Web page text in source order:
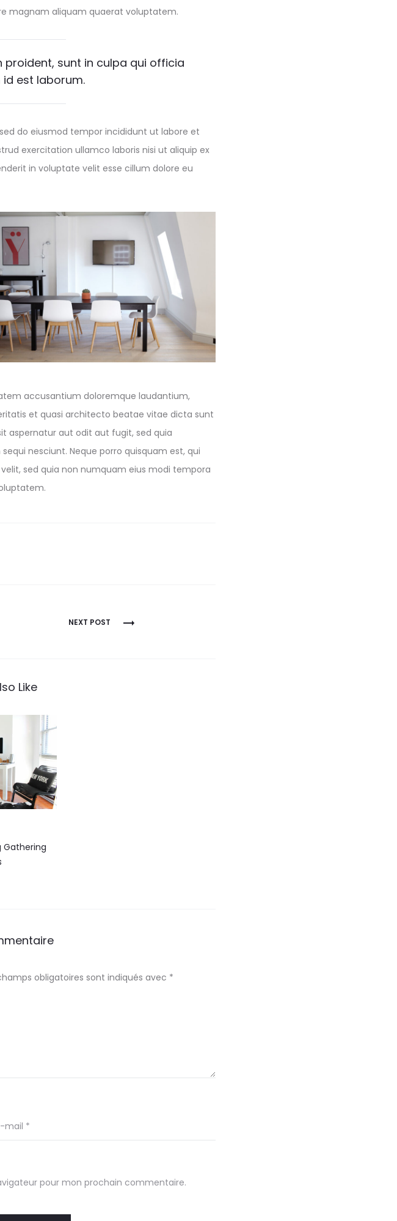
magnam aliquam quaerat voluptatem.
sunt in culpa qui officia
est laborum.
do eiusmod tempor incididunt ut labore et
exercitation ullamco laboris nisi ut aliquip ex
in voluptate velit esse cillum dolore eu
accusantium doloremque laudantium,
et quasi architecto beatae vitae dicta sunt
aspernatur aut odit aut fugit, sed quia
nesciunt. Neque porro quisquam est, qui
sed quia non numquam eius modi tempora
NEXT POST
Like
Gathering
obligatoires sont indiqués avec *
mail *
pour mon prochain commentaire.